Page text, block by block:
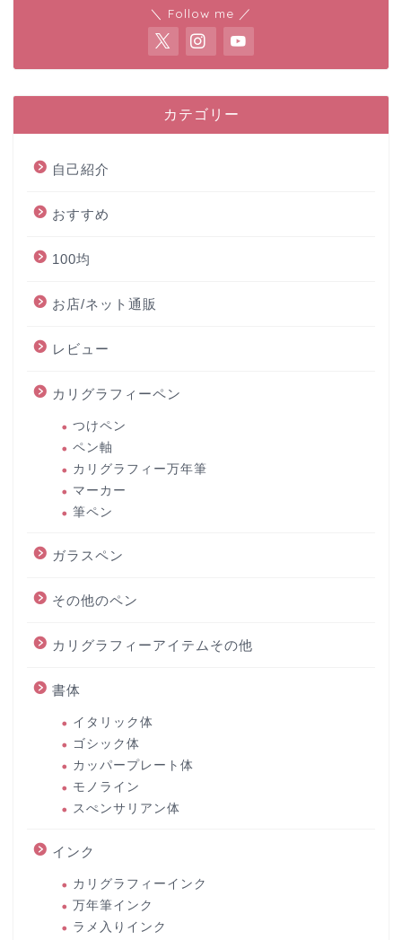
＼ Follow me ／
カテゴリー
自己紹介
おすすめ
100均
お店/ネット通販
レビュー
カリグラフィーペン
つけペン
ペン軸
カリグラフィー万年筆
マーカー
筆ペン
ガラスペン
その他のペン
カリグラフィーアイテムその他
書体
イタリック体
ゴシック体
カッパープレート体
モノライン
スぺンサリアン体
インク
カリグラフィーインク
万年筆インク
ラメ入りインク